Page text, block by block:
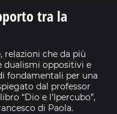
tra la
relazioni che da più
dualismi oppositivi e
fondamentali per una
dal professor
“Dio e l’Ipercubo”,
di Paola.